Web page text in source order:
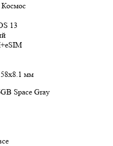
13
мм